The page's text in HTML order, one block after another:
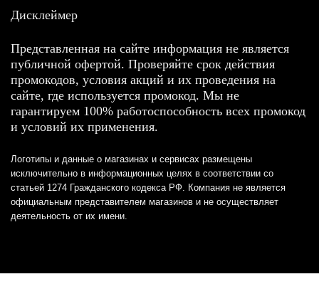
Дисклеймер
Представленная на сайте информация не является
публичной офертой. Проверяйте срок действия
промокодов, условия акций и их проведения на
сайте, где используется промокод. Мы не
гарантируем 100% работоспособность всех промокод
и условий их применения.
Логотипы и данные о магазинах и сервисах размещены
исключительно в информационных целях в соответствии со
статьей 1274 Гражданского кодекса РФ. Компания не является
официальным представителем магазинов и не осуществляет
деятельность от их имени.